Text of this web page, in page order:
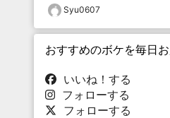
Syu0607
おすすめのボケを毎日
いいね！する
フォローする
フォローする